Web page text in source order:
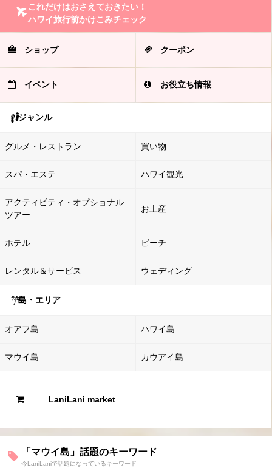
これだけはおさえておきたい！
ハワイ旅行前かけこみチェック
ショップ クーポン
イベント お役立ち情報
ジャンル
グルメ・レストラン 買い物
スパ・エステ ハワイ観光
アクティビティ・オプショナル
ツアー
お土産
ホテル ビーチ
レンタル＆サービス ウェディング
島・エリア
オアフ島 ハワイ島
マウイ島 カウアイ島
LaniLani market
「マウイ島」話題のキーワード
今LaniLaniで話題になっているキーワード